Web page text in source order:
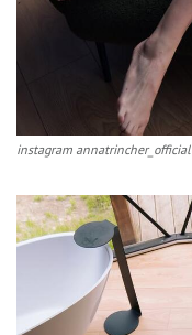
instagram annatrincher_official